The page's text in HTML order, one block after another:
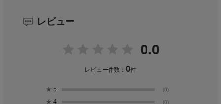
レビュー
0.0
レビュー件数：0件
★ 5 (0)
★ 4 (0)